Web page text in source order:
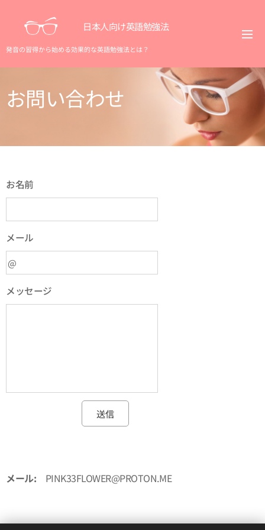
日本人向け英語勉強法
発音の習得から始める効果的な英語勉強法とは？
お問い合わせ
お名前
メール
メッセージ
送信
メール: PINK33FLOWER@PROTON.ME